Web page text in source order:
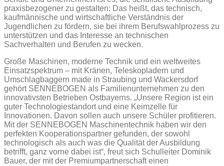
praxisbezogener zu gestalten: Das heißt, das technisch,
kaufmännische und wirtschaftliche Verständnis der
Jugendlichen zu fördern, sie bei ihrem Berufswahlprozess zu
unterstützen und das Interesse an technischen
Sachverhalten und Berufen zu wecken.
Große Maschinen, moderne Technik und ein weltweites
Einsatzspektrum – mit Kränen, Teleskopladern und
Umschlagbaggern made in Straubing und Wackersdorf
gehört SENNEBOGEN als Familienunternehmen zu den
innovativsten Betrieben Ostbayerns. „Unsere Region ist ein
guter Technologiestandort und eine Keimzelle für
Innovationen. Davon sollen auch unsere Schüler profitieren.
Mit der SENNEBOGEN Maschinentechnik haben wir den
perfekten Kooperationspartner gefunden, der sowohl
technologisch als auch was die Qualität der Ausbildung
betrifft, ganz vorne dabei ist“, freut sich Schulleiter Dominik
Bauer, der mit der Premiumpartnerschaft einen